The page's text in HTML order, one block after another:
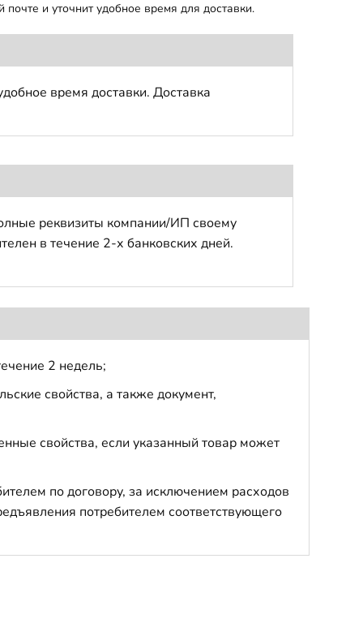
и уточнит удобное время для доставки.
время доставки. Доставка
реквизиты компании/ИП своему
в течение 2-х банковских дней.
2 недель;
свойства, а также документ,
свойства, если указанный товар может
по договору, за исключением расходов
потребителем соответствующего